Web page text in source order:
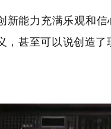
新能力充满乐观和
，甚至可以说创造